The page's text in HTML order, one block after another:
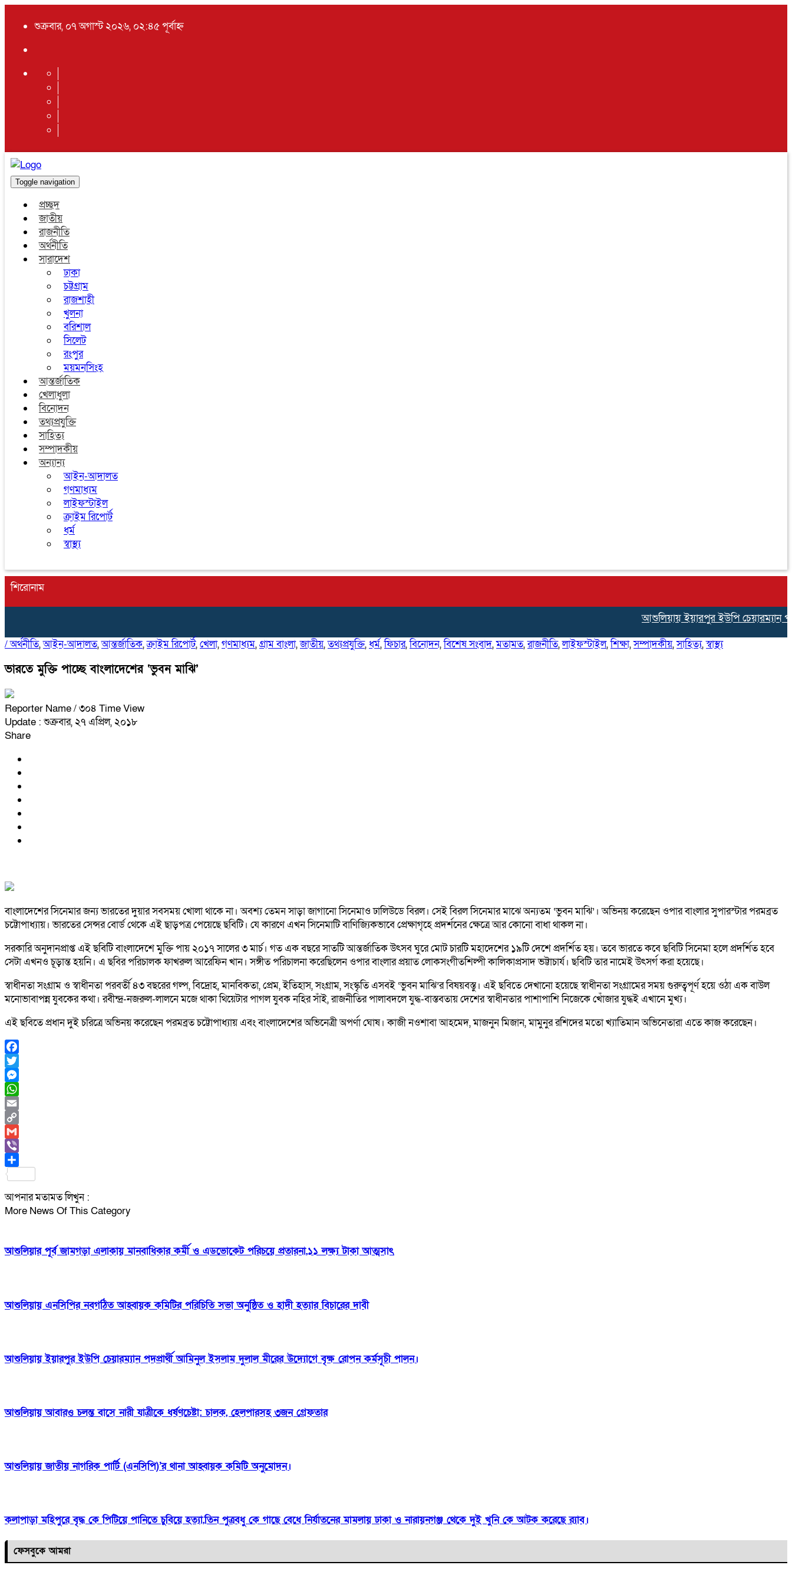
শুক্রবার, ০৭ অগাস্ট ২০২৬, ০২:৪৫ পূর্বাহ্ন
Toggle navigation
প্রচ্ছদ
জাতীয়
রাজনীতি
অর্থনীতি
সারাদেশ
ঢাকা
চট্টগ্রাম
রাজশাহী
খুলনা
বরিশাল
সিলেট
রংপুর
ময়মনসিংহ
আন্তর্জাতিক
খেলাধুলা
বিনোদন
তথ্যপ্রযুক্তি
সাহিত্য
সম্পাদকীয়
অন্যান্য
আইন-আদালত
গণমাধ্যম
লাইফস্টাইল
ক্রাইম রিপোর্ট
ধর্ম
স্বাস্থ্য
শিরোনাম
আশুলিয়ায় ইয়ারপুর ইউপি চেয়ারম্যান
/অর্থনীতি,আইন-আদালত,আন্তর্জাতিক,ক্রাইম রিপোর্ট,খেলা,গণমাধ্যম,গ্রাম বাংলা,জাতীয়,তথ্যপ্রযুক্তি, ধর্ম,ফিচার,বিনোদন,বিশেষ সংবাদ,মতামত,রাজনীতি,লাইফস্টাইল,শিক্ষা,সম্পাদকীয়,সাহিত্য,স্বাস্থ্য
ভারতে মুক্তি পাচ্ছে বাংলাদেশের ‘ভুবন মাঝি’
Reporter Name/ ৩০৪ Time View
Update : শুক্রবার, ২৭ এপ্রিল, ২০১৮
Share
বাংলাদেশের সিনেমার জন্য ভারতের দুয়ার সবসময় খোলা থাকে না। অবশ্য তেমন সাড়া জাগানো সিনেমাও ঢালিউডে বিরল। সেই বিরল সিনেমার মাঝে অন্যতম ‘ভুবন মাঝি’। অভিনয় করেছেন ওপার বাংলার সুপারস্টার পরমব্রত
চট্টোপাধ্যায়। ভারতের সেন্সর বোর্ড থেকে এই ছাড়পত্র পেয়েছে ছবিটি। যে কারণে এখন সিনেমাটি বাণিজ্যিকভাবে প্রেক্ষাগৃহে প্রদর্শনের ক্ষেত্রে আর কোনো বাধা থাকল না।
সরকারি অনুদানপ্রাপ্ত এই ছবিটি বাংলাদেশে মুক্তি পায় ২০১৭ সালের ৩ মার্চ। গত এক বছরে সাতটি আন্তর্জাতিক উৎসব ঘুরে মোট চারটি মহাদেশের ১৯টি দেশে প্রদর্শিত হয়। তবে ভারতে কবে ছবিটি সিনেমা হলে প্রদর্শিত হবে
সেটা এখনও চূড়ান্ত হয়নি। এ ছবির পরিচালক ফাখরুল আরেফিন খান। সঙ্গীত পরিচালনা করেছিলেন ওপার বাংলার প্রয়াত লোকসংগীতশিল্পী কালিকাপ্রসাদ ভট্টাচার্য। ছবিটি তার নামেই উৎসর্গ করা হয়েছে।
স্বাধীনতা সংগ্রাম ও স্বাধীনতা পরবর্তী ৪৩ বছরের গল্প, বিদ্রোহ, মানবিকতা, প্রেম, ইতিহাস, সংগ্রাম, সংস্কৃতি এসবই ‘ভুবন মাঝি’র বিষয়বস্তু। এই ছবিতে দেখানো হয়েছে স্বাধীনতা সংগ্রামের সময় গুরুত্বপূর্ণ হয়ে ওঠা এক বাউল
মনোভাবাপন্ন যুবকের কথা। রবীন্দ্র-নজরুল-লালনে মজে থাকা থিয়েটার পাগল যুবক নহির সাঁই, রাজনীতির পালাবদলে যুদ্ধ-বাস্তবতায় দেশের স্বাধীনতার পাশাপাশি নিজেকে খোঁজার যুদ্ধই এখানে মুখ্য।
এই ছবিতে প্রধান দুই চরিত্রে অভিনয় করেছেন পরমব্রত চট্টোপাধ্যায় এবং বাংলাদেশের অভিনেত্রী অপর্ণা ঘোষ। কাজী নওশাবা আহমেদ, মাজনুন মিজান, মামুনুর রশিদের মতো খ্যাতিমান অভিনেতারা এতে কাজ করেছেন।
Facebook
Twitter
Messenger
WhatsApp
Email
Copy
Link
Gmail
Viber
আপনার মতামত লিখুন :
More News Of This Category
আশুলিয়ার পূর্ব জামগড়া এলাকায় মানবাধিকার কর্মী ও এডভোকেট পরিচয়ে প্রতারনা,১১ লক্ষ্য টাকা আত্মসাৎ
আশুলিয়ায় এনসিপির নবগঠিত আহ্বায়ক কমিটির পরিচিতি সভা অনুষ্ঠিত ও হাদী হত্যার বিচারের দাবী
আশুলিয়ায় ইয়ারপুর ইউপি চেয়ারম্যান পদপ্রার্থী আমিনুল ইসলাম দুলাল মীরের উদ্যোগে বৃক্ষ রোপন কর্মসূচী পালন।
আশুলিয়ায় আবারও চলন্ত বাসে নারী যাত্রীকে ধর্ষণচেষ্টা: চালক, হেলপারসহ ৩জন গ্রেফতার
আশুলিয়ায় জাতীয় নাগরিক পার্টি (এনসিপি)’র থানা আহ্বায়ক কমিটি অনুমোদন।
কলাপাড়া মহিপুরে বৃদ্ধ কে পিটিয়ে পানিতে চুবিয়ে হত্যা,তিন পুত্রবধু কে গাছে বেধে নির্যাতনের মামলায় ঢাকা ও নারায়নগঞ্জ থেকে দুই খুনি কে আটক করেছে র‍্যাব।
ফেসবুকে আমরা